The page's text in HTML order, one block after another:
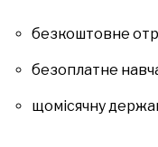
безкоштовне
безоплатне
щомісячну